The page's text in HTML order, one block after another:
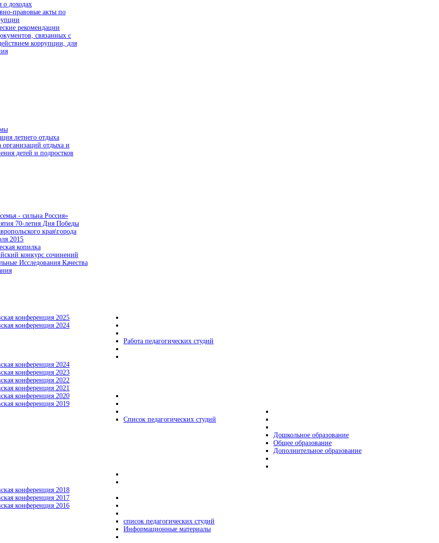
о доходах
правовые акты по
рекомендации
связанных с
коррупции, для
летнего отдыха
организаций отдыха и
детей и подростков
- сильна Россия»
70-летия Дня Победы
края\города
2015
копилка
конкурс сочинений
Исследования Качества
конференция 2025
конференция 2024
Работа педагогических студий
конференция 2024
конференция 2023
конференция 2022
конференция 2021
конференция 2020
конференция 2019
Список педагогических студий
Дошкольное образование
Общее образование
Дополнительное образование
конференция 2018
конференция 2017
конференция 2016
список педагогических студий
Информационные материалы